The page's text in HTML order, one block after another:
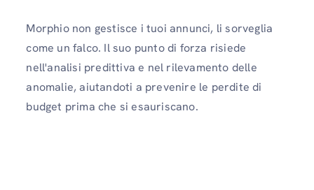
Morphio non gestisce i tuoi annunci, li sorveglia
come un falco. Il suo punto di forza risiede
nell'analisi predittiva e nel rilevamento delle
anomalie, aiutandoti a prevenire le perdite di
budget prima che si esauriscano.